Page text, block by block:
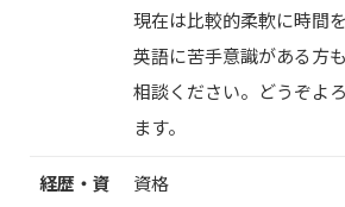
現在は比較的柔軟に時間
英語に苦手意識がある方
相談ください。どうぞよ
ます。
経歴・資
資格